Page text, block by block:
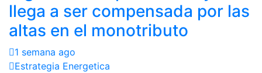
llega a ser compensada por las
altas en el monotributo
1 semana ago
Estrategia Energetica